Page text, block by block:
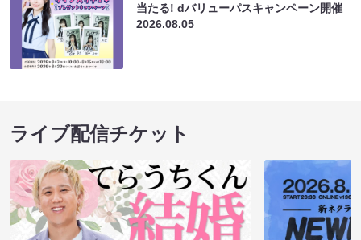
当たる! dバリューパスキャンペーン開催
2026.08.05
ライブ配信チケット